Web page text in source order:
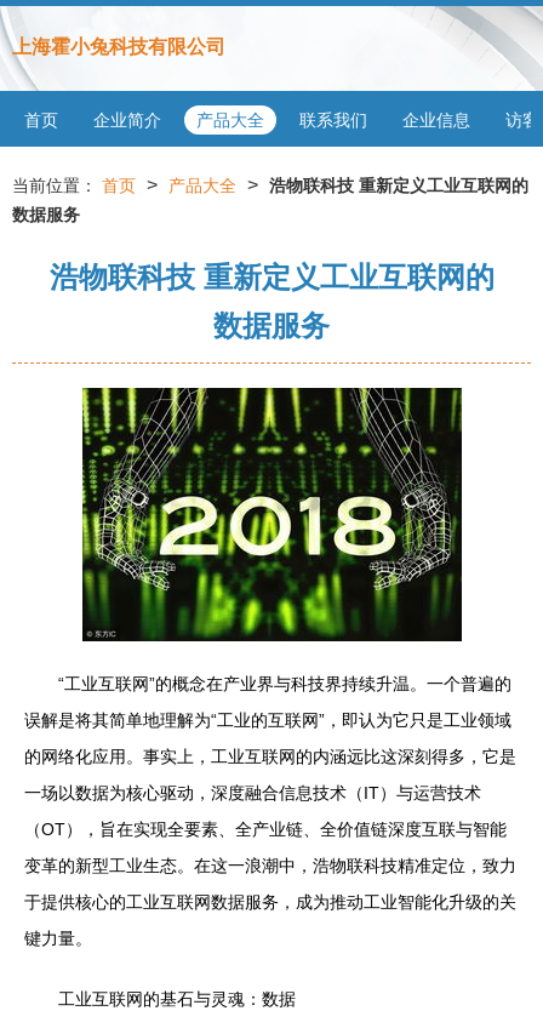
上海霍小兔科技有限公司
首页 企业简介 产品大全 联系我们 企业信息 访客
当前位置： 首页 > 产品大全 > 浩物联科技 重新定义工业互联网的
数据服务
浩物联科技 重新定义工业互联网的
数据服务
“工业互联网”的概念在产业界与科技界持续升温。一个普遍的
误解是将其简单地理解为“工业的互联网”，即认为它只是工业领域
的网络化应用。事实上，工业互联网的内涵远比这深刻得多，它是
一场以数据为核心驱动，深度融合信息技术（IT）与运营技术
（OT），旨在实现全要素、全产业链、全价值链深度互联与智能
变革的新型工业生态。在这一浪潮中，浩物联科技精准定位，致力
于提供核心的工业互联网数据服务，成为推动工业智能化升级的关
键力量。
工业互联网的基石与灵魂：数据